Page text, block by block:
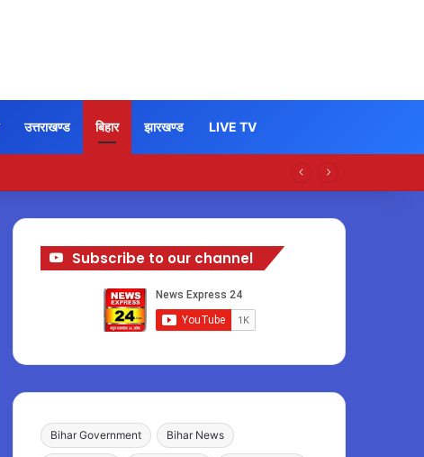
उत्तराखण्ड बिहार झारखण्ड LIVE TV
Subscribe to our channel
Bihar Government Bihar News